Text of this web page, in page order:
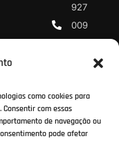
como cookies para
com essas
de navegação ou
pode afetar
927
009
rede móvel
nacional